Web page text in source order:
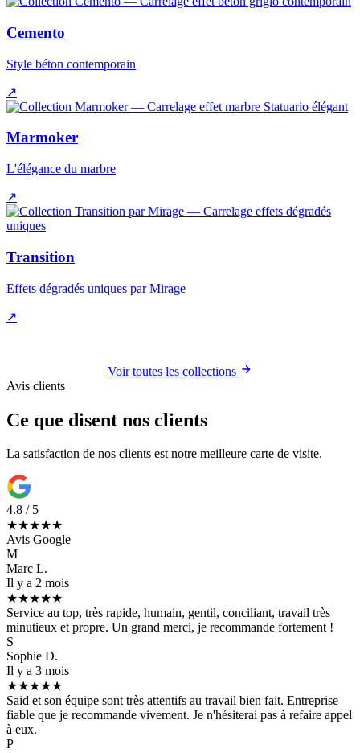
Cemento
Style béton contemporain
↗
Marmoker
L'élégance du marbre
↗
Transition
Effets dégradés uniques par Mirage
↗
Voir toutes les collections
Avis clients
Ce que disent nos clients
La satisfaction de nos clients est notre meilleure carte de visite.
4.8 / 5
★★★★★
Avis Google
M
Marc L.
Il y a 2 mois
★★★★★
Service au top, très rapide, humain, gentil, conciliant, travail très
minutieux et propre. Un grand merci, je recommande fortement !
S
Sophie D.
Il y a 3 mois
★★★★★
Said et son équipe sont très attentifs au travail bien fait. Entreprise
fiable que je recommande vivement. Je n'hésiterai pas à refaire appel
à eux.
P